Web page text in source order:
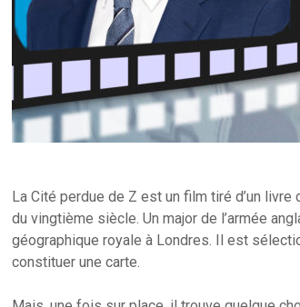
La Cité perdue de Z est un film tiré d’un
du vingtième siècle. Un major de l’armée
géographique royale à Londres. Il est
constituer une carte.